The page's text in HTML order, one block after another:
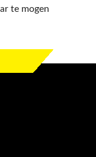
te mogen